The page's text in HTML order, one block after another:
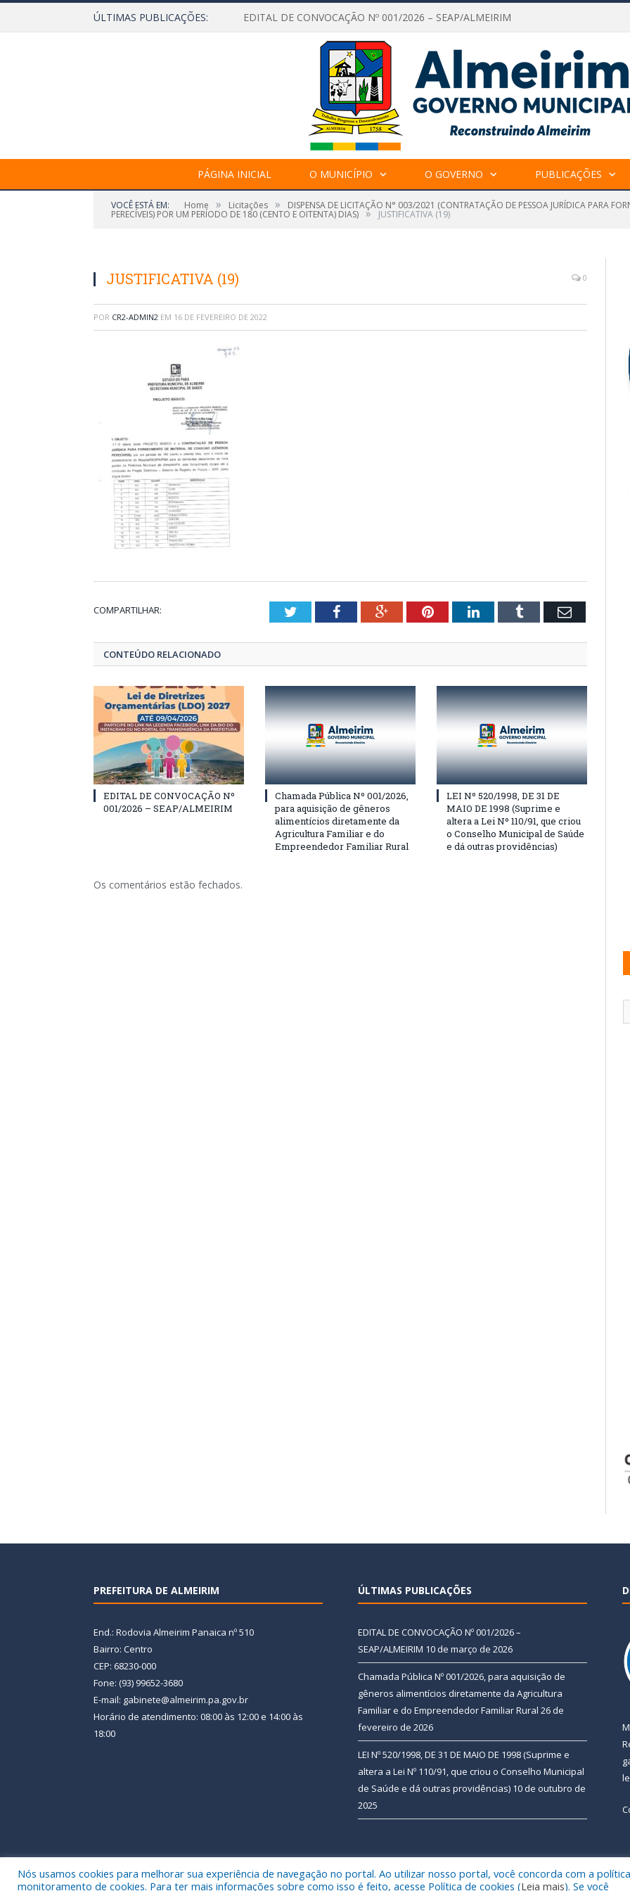
ÚLTIMAS PUBLICAÇÕES: EDITAL DE CONVOCAÇÃO Nº 001/2026 – SEAP/ALMEIRIM
PÁGINA INICIAL O MUNICÍPIO O GOVERNO PUBLICAÇÕES
VOCÊ ESTÁ EM: Home » Licitações » DISPENSA DE LICITAÇÃO N° 003/2021 (CONTRATAÇÃO DE PESSOA JURÍDICA PARA
PERECÍVEIS) POR UM PERÍODO DE 180 (CENTO E OITENTA) DIAS) » JUSTIFICATIVA (19)
JUSTIFICATIVA (19) 0
POR CR2-ADMIN2 EM 16 DE FEVEREIRO DE 2022
COMPARTILHAR: TwitterFacebookGoogle+PinterestLinkedInTumblr Email
CONTEÚDO RELACIONADO
EDITAL DE CONVOCAÇÃO Nº
001/2026 – SEAP/ALMEIRIM
Chamada Pública Nº 001/2026,
para aquisição de gêneros
alimentícios diretamente da
Agricultura Familiar e do
Empreendedor Familiar Rural
LEI Nº 520/1998, DE 31 DE
MAIO DE 1998 (Suprime e
altera a Lei Nº 110/91, que criou
o Conselho Municipal de Saúde
e dá outras providências)
Os comentários estão fechados.
PREFEITURA DE ALMEIRIM
End.: Rodovia Almeirim Panaica nº 510
Bairro: Centro
CEP: 68230-000
Fone: (93) 99652-3680
E-mail: gabinete@almeirim.pa.gov.br
Horário de atendimento: 08:00 às 12:00 e 14:00 às
18:00
ÚLTIMAS PUBLICAÇÕES
EDITAL DE CONVOCAÇÃO Nº 001/2026 –
SEAP/ALMEIRIM 10 de março de 2026
Chamada Pública Nº 001/2026, para aquisição de
gêneros alimentícios diretamente da Agricultura
Familiar e do Empreendedor Familiar Rural 26 de
fevereiro de 2026
LEI Nº 520/1998, DE 31 DE MAIO DE 1998 (Suprime e
altera a Lei Nº 110/91, que criou o Conselho Municipal
de Saúde e dá outras providências) 10 de outubro de
2025
Todos os direitos reservados a Prefeitura Municipal de Almeirim. Mapa do Site
Nós usamos cookies para melhorar sua experiência de navegação no portal. Ao utilizar nosso portal, você concorda com a
monitoramento de cookies. Para ter mais informações sobre como isso é feito, acesse Política de cookies (Leia mais). Se você